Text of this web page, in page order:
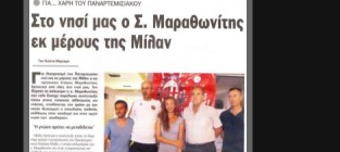
σ
ω
τ
ε
ρ
ι